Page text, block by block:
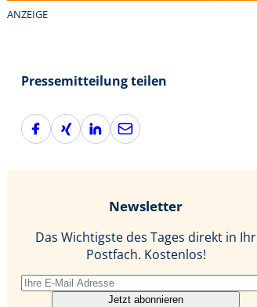
ANZEIGE
Pressemitteilung teilen
F
a
X
i
L
i
n
E
-
l
Newsletter
Das Wichtigste des Tages direkt in Ihr
Postfach. Kostenlos!
Jetzt abonnieren